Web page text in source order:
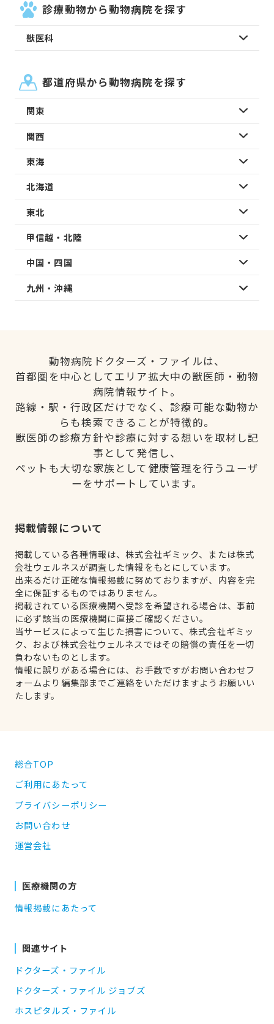
診療動物から動物病院を探す
獣医科
都道府県から動物病院を探す
関東
関西
東海
北海道
東北
甲信越・北陸
中国・四国
九州・沖縄
動物病院ドクターズ・ファイルは、
首都圏を中心としてエリア拡大中の獣医師・動物
病院情報サイト。
路線・駅・行政区だけでなく、診療可能な動物か
らも検索できることが特徴的。
獣医師の診療方針や診療に対する想いを取材し記
事として発信し、
ペットも大切な家族として健康管理を行うユーザ
ーをサポートしています。
掲載情報について
掲載している各種情報は、株式会社ギミック、または株式
会社ウェルネスが調査した情報をもとにしています。
出来るだけ正確な情報掲載に努めておりますが、内容を完
全に保証するものではありません。
掲載されている医療機関へ受診を希望される場合は、事前
に必ず該当の医療機関に直接ご確認ください。
当サービスによって生じた損害について、株式会社ギミッ
ク、および株式会社ウェルネスではその賠償の責任を一切
負わないものとします。
情報に誤りがある場合には、お手数ですがお問い合わせフ
ォームより編集部までご連絡をいただけますようお願いい
たします。
総合TOP
ご利用にあたって
プライバシーポリシー
お問い合わせ
運営会社
医療機関の方
情報掲載にあたって
関連サイト
ドクターズ・ファイル
ドクターズ・ファイル ジョブズ
ホスピタルズ・ファイル